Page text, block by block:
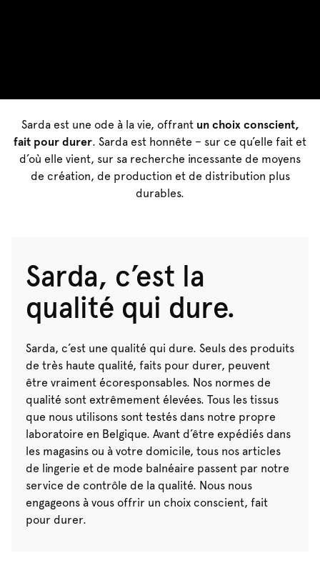
Sarda est une ode à la vie, offrant un choix conscient,
fait pour durer. Sarda est honnête – sur ce qu’elle fait et
d’où elle vient, sur sa recherche incessante de moyens
de création, de production et de distribution plus
durables.
Sarda, c’est la
qualité qui dure.
Sarda, c’est une qualité qui dure. Seuls des produits
de très haute qualité, faits pour durer, peuvent
être vraiment écoresponsables. Nos normes de
qualité sont extrêmement élevées. Tous les tissus
que nous utilisons sont testés dans notre propre
laboratoire en Belgique. Avant d’être expédiés dans
les magasins ou à votre domicile, tous nos articles
de lingerie et de mode balnéaire passent par notre
service de contrôle de la qualité. Nous nous
engageons à vous offrir un choix conscient, fait
pour durer.